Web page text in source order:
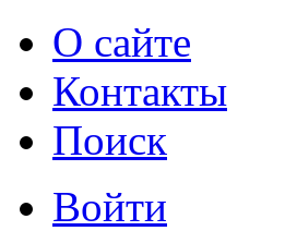
О сайте
Контакты
Поиск
Войти